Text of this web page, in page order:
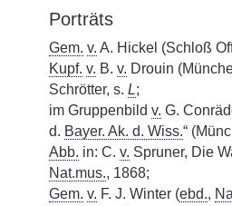
Porträts
Gem. v. A. Hickel (Schloß
Kupf. v. B. v. Drouin
Schrötter, s. L;
im Gruppenbild v. G.
d. Bayer. Ak. d. Wiss.“
Abb. in: C. v. Spruner, Die
Nat.mus., 1868;
Gem. v. F. J. Winter (ebd.,